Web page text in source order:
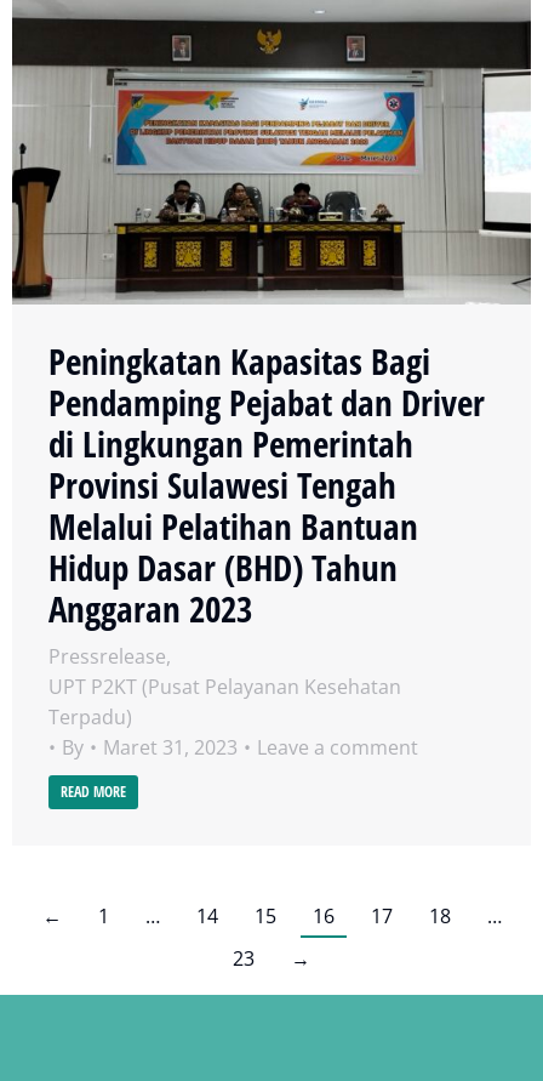
Peningkatan Kapasitas Bagi
Pendamping Pejabat dan Driver
di Lingkungan Pemerintah
Provinsi Sulawesi Tengah
Melalui Pelatihan Bantuan
Hidup Dasar (BHD) Tahun
Anggaran 2023
Pressrelease,
UPT P2KT (Pusat Pelayanan Kesehatan
Terpadu)
By
Maret 31, 2023 Leave a comment
READ MORE
← 1 … 14 15 16 17 18
…
23
→